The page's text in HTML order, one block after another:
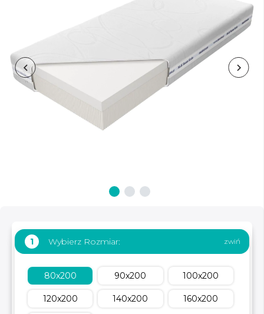
1 Wybierz Rozmiar:
80x200 90x200 100x200
120x200 140x200 160x200